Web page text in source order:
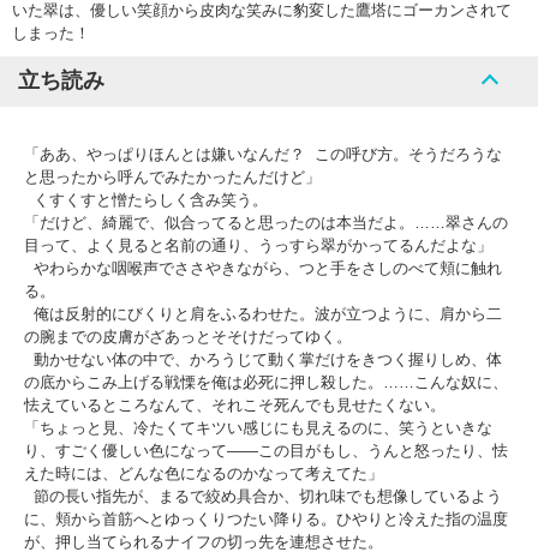
いた翠は、優しい笑顔から皮肉な笑みに豹変した鷹塔にゴーカンされて
しまった！
立ち読み
「ああ、やっぱりほんとは嫌いなんだ？ この呼び方。そうだろうな
と思ったから呼んでみたかったんだけど」
くすくすと憎たらしく含み笑う。
「だけど、綺麗で、似合ってると思ったのは本当だよ。……翠さんの
目って、よく見ると名前の通り、うっすら翠がかってるんだよな」
やわらかな咽喉声でささやきながら、つと手をさしのべて頬に触れ
る。
俺は反射的にびくりと肩をふるわせた。波が立つように、肩から二
の腕までの皮膚がざあっとそそけだってゆく。
動かせない体の中で、かろうじて動く掌だけをきつく握りしめ、体
の底からこみ上げる戦慄を俺は必死に押し殺した。……こんな奴に、
怯えているところなんて、それこそ死んでも見せたくない。
「ちょっと見、冷たくてキツい感じにも見えるのに、笑うといきな
り、すごく優しい色になって――この目がもし、うんと怒ったり、怯
えた時には、どんな色になるのかなって考えてた」
節の長い指先が、まるで絞め具合か、切れ味でも想像しているよう
に、頬から首筋へとゆっくりつたい降りる。ひやりと冷えた指の温度
が、押し当てられるナイフの切っ先を連想させた。